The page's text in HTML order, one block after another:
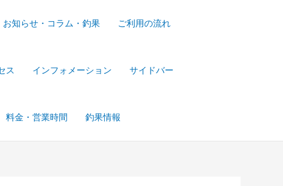
お知らせ・コラム・釣果 ご利用の流れ
ス インフォメーション サイドバー
料金・営業時間 釣果情報